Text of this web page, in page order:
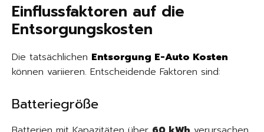
Einflussfaktoren auf die
Entsorgungskosten
Die tatsächlichen Entsorgung E-Auto Kosten
können variieren. Entscheidende Faktoren sind:
Batteriegröße